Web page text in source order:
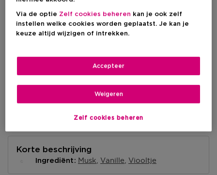
BEKIJK WINKELVOORRAAD
Ophalen in een winkel
Ophalen in een winkel nabij jou.
Korte beschrijving
Ingrediënt Musk Vanille Viooltje
Via de optie Zelf cookies beheren kan je ook zelf
instellen welke cookies worden geplaatst. Je kan je
keuze altijd wijzigen of intrekken.
Zelf cookies beheren
Weigeren
Accepteer